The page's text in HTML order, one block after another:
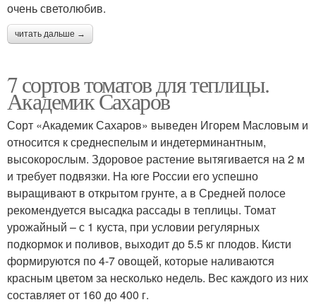
очень светолюбив.
читать дальше →
7 сортов томатов для теплицы.
Академик Сахаров
Сорт «Академик Сахаров» выведен Игорем Масловым и
относится к среднеспелым и индетерминантным,
высокорослым. Здоровое растение вытягивается на 2 м
и требует подвязки. На юге России его успешно
выращивают в открытом грунте, а в Средней полосе
рекомендуется высадка рассады в теплицы. Томат
урожайный – с 1 куста, при условии регулярных
подкормок и поливов, выходит до 5.5 кг плодов. Кисти
формируются по 4-7 овощей, которые наливаются
красным цветом за несколько недель. Вес каждого из них
составляет от 160 до 400 г.